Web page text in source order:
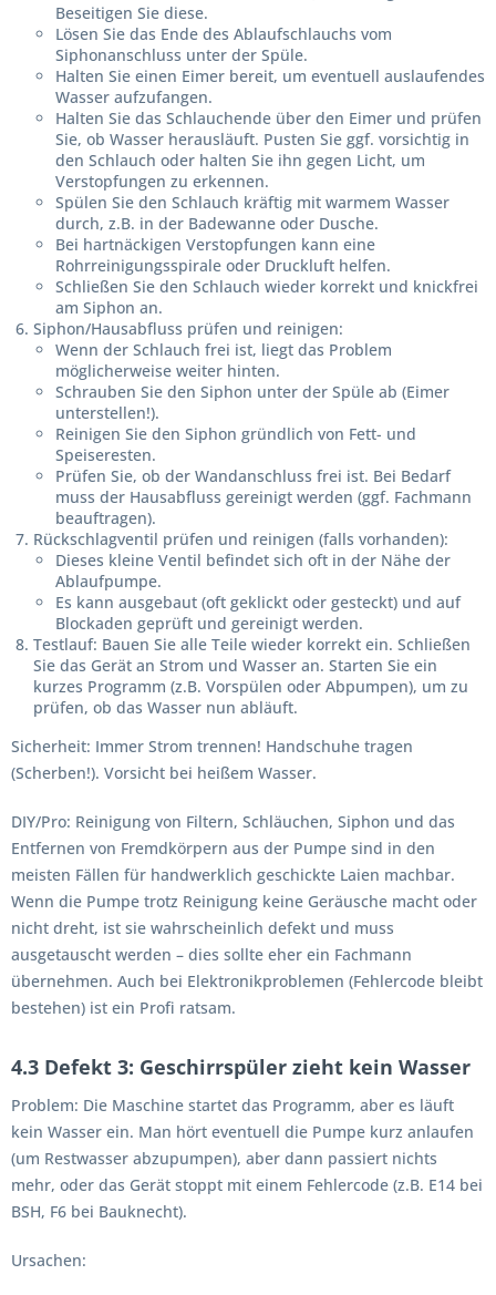
Beseitigen Sie diese.
Lösen Sie das Ende des Ablaufschlauchs vom
Siphonanschluss unter der Spüle.
Halten Sie einen Eimer bereit, um eventuell auslaufendes
Wasser aufzufangen.
Halten Sie das Schlauchende über den Eimer und prüfen
Sie, ob Wasser herausläuft. Pusten Sie ggf. vorsichtig in
den Schlauch oder halten Sie ihn gegen Licht, um
Verstopfungen zu erkennen.
Spülen Sie den Schlauch kräftig mit warmem Wasser
durch, z.B. in der Badewanne oder Dusche.
Bei hartnäckigen Verstopfungen kann eine
Rohrreinigungsspirale oder Druckluft helfen.
Schließen Sie den Schlauch wieder korrekt und knickfrei
am Siphon an.
Siphon/Hausabfluss prüfen und reinigen:
Wenn der Schlauch frei ist, liegt das Problem
möglicherweise weiter hinten.
Schrauben Sie den Siphon unter der Spüle ab (Eimer
unterstellen!).
Reinigen Sie den Siphon gründlich von Fett- und
Speiseresten.
Prüfen Sie, ob der Wandanschluss frei ist. Bei Bedarf
muss der Hausabfluss gereinigt werden (ggf. Fachmann
beauftragen).
Rückschlagventil prüfen und reinigen (falls vorhanden):
Dieses kleine Ventil befindet sich oft in der Nähe der
Ablaufpumpe.
Es kann ausgebaut (oft geklickt oder gesteckt) und auf
Blockaden geprüft und gereinigt werden.
Testlauf: Bauen Sie alle Teile wieder korrekt ein. Schließen
Sie das Gerät an Strom und Wasser an. Starten Sie ein
kurzes Programm (z.B. Vorspülen oder Abpumpen), um zu
prüfen, ob das Wasser nun abläuft.
Sicherheit: Immer Strom trennen! Handschuhe tragen
(Scherben!). Vorsicht bei heißem Wasser.
DIY/Pro: Reinigung von Filtern, Schläuchen, Siphon und das
Entfernen von Fremdkörpern aus der Pumpe sind in den
meisten Fällen für handwerklich geschickte Laien machbar.
Wenn die Pumpe trotz Reinigung keine Geräusche macht oder
nicht dreht, ist sie wahrscheinlich defekt und muss
ausgetauscht werden – dies sollte eher ein Fachmann
übernehmen. Auch bei Elektronikproblemen (Fehlercode bleibt
bestehen) ist ein Profi ratsam.
4.3 Defekt 3: Geschirrspüler zieht kein Wasser
Problem: Die Maschine startet das Programm, aber es läuft
kein Wasser ein. Man hört eventuell die Pumpe kurz anlaufen
(um Restwasser abzupumpen), aber dann passiert nichts
mehr, oder das Gerät stoppt mit einem Fehlercode (z.B. E14 bei
BSH, F6 bei Bauknecht).
Ursachen: